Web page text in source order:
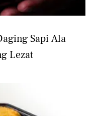
Sapi Ala
Lezat